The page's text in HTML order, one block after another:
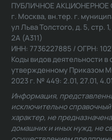
ПУБЛИЧНОЕ
г. Москва, вн.тер. г.
ул Льва Толстого, д. 5, стр.
2А (А311)
ИНН: 7736227885 / ОГРН:
Коды видов деятельности
утвержденному Приказом
2023 г. № 449: 2.01, 27.01, 4.01
Информация,
исключительно
характер, не
домашних и иных нужд, не